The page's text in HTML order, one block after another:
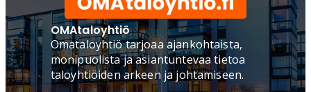
OMAtaloyhtiö
Omataloyhtiö tarjoaa ajankohtaista,
monipuolista ja asiantuntevaa tietoa
taloyhtiöiden arkeen ja johtamiseen.